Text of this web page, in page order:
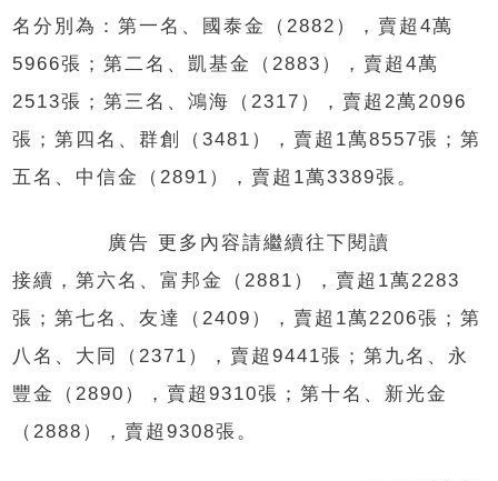
名分別為：第一名、國泰金（2882），賣超4萬
5966張；第二名、凱基金（2883），賣超4萬
2513張；第三名、鴻海（2317），賣超2萬2096
張；第四名、群創（3481），賣超1萬8557張；第
五名、中信金（2891），賣超1萬3389張。
廣告 更多內容請繼續往下閱讀
接續，第六名、富邦金（2881），賣超1萬2283
張；第七名、友達（2409），賣超1萬2206張；第
八名、大同（2371），賣超9441張；第九名、永
豐金（2890），賣超9310張；第十名、新光金
（2888），賣超9308張。